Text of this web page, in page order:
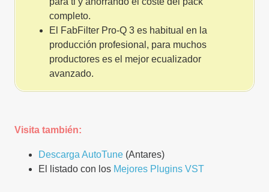
completo.
El FabFilter Pro-Q 3 es habitual en la
producción profesional, para muchos
productores es el mejor ecualizador
avanzado.
Visita también:
Descarga AutoTune (Antares)
El listado con los Mejores Plugins VST